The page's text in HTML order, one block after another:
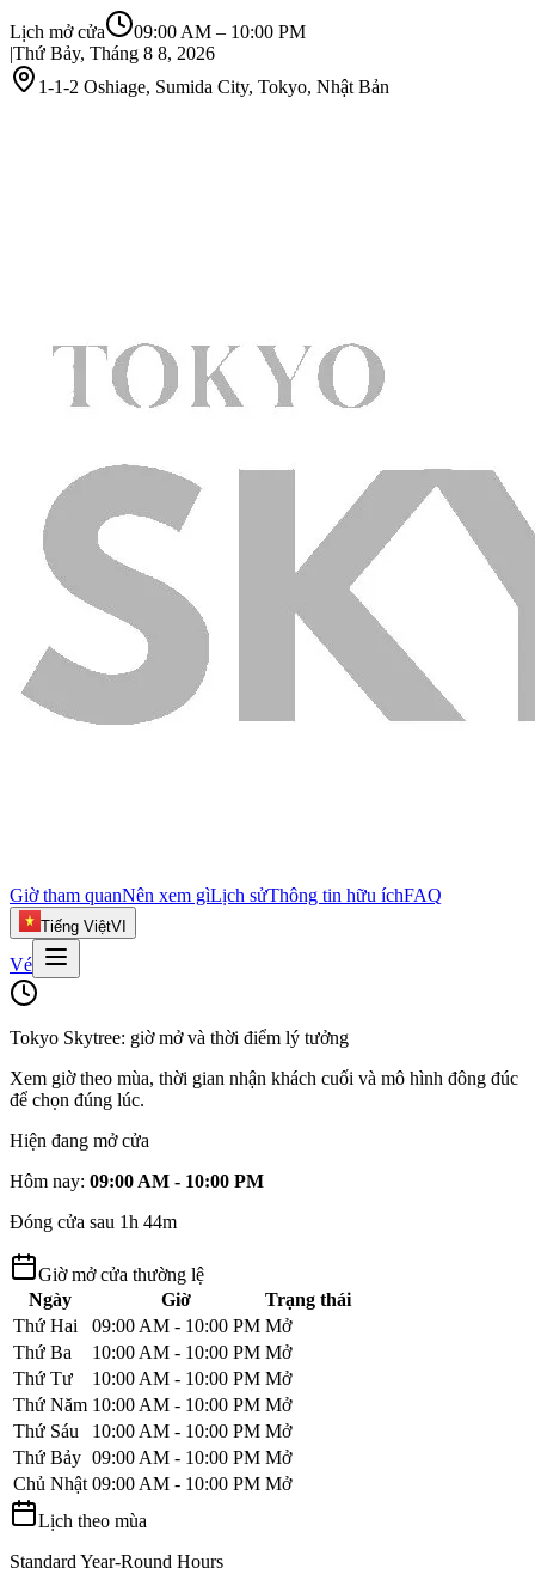
Lịch mở cửa 09:00 AM – 10:00 PM
|Thứ Bảy, Tháng 8 8, 2026
1-1-2 Oshiage, Sumida City, Tokyo, Nhật Bản
Giờ tham quanNên xem gìLịch sửThông tin hữu íchFAQ
Tiếng ViệtVI
Vé
Tokyo Skytree: giờ mở và thời điểm lý tưởng
Xem giờ theo mùa, thời gian nhận khách cuối và mô hình đông đúc
để chọn đúng lúc.
Hiện đang mở cửa
Hôm nay: 09:00 AM - 10:00 PM
Đóng cửa sau 1h 44m
Giờ mở cửa thường lệ
Ngày
Giờ
Trạng thái
Thứ Hai
09:00 AM - 10:00 PM Mở
Thứ Ba
10:00 AM - 10:00 PM Mở
Thứ Tư
10:00 AM - 10:00 PM Mở
Thứ Năm 10:00 AM - 10:00 PM Mở
Thứ Sáu
10:00 AM - 10:00 PM Mở
Thứ Bảy 09:00 AM - 10:00 PM Mở
Chủ Nhật 09:00 AM - 10:00 PM Mở
Lịch theo mùa
Standard Year-Round Hours